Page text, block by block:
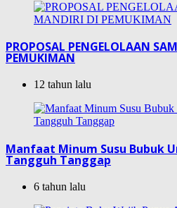
PROPOSAL PENGELOLAAN
PEMUKIMAN
12 tahun lalu
Manfaat Minum Susu Bubuk
Tangguh Tanggap
6 tahun lalu